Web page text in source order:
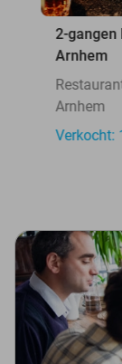
2-gangen
Arnhem
Arnhem
Verkocht: